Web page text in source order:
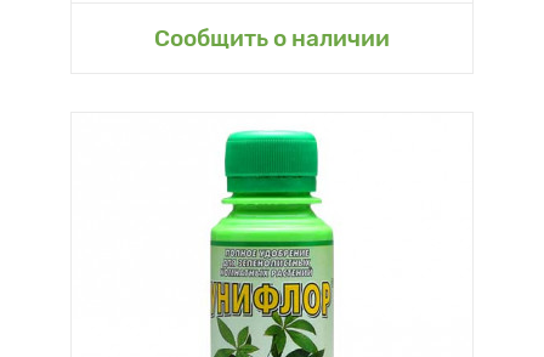
Сообщить о наличии